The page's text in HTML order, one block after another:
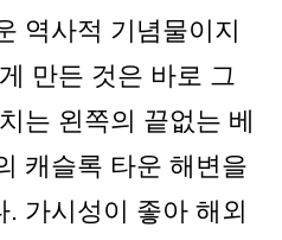
역사적 기념물이지
만든 것은 바로 그
는 왼쪽의 끝없는 베
캐슬록 타운 해변을
가시성이 좋아 해외